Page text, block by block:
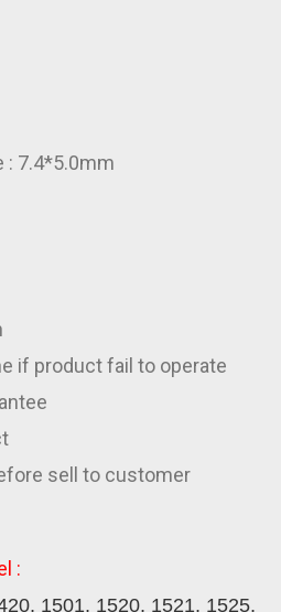
: 7.4*5.0mm
if product fail to operate
sell to customer
:
1501, 1520, 1521, 1525,